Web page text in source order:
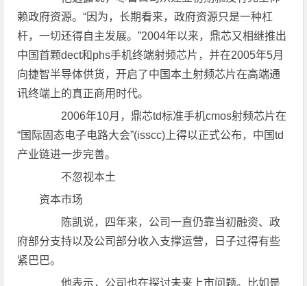
赖政府资源。“因为，长期看来，政府资源只是一种杠
杆，一切还得自主发展。”2004年以来，鼎芯又相继推出
中国首颗dect和phs手机终端射频芯片，并在2005年5月
向捷智半导体供货，开启了中国本土射频芯片在高端通
讯终端上的真正商用时代。
2006年10月，鼎芯td标准手机cmos射频芯片在
“国际固态电子电路大会”(isscc)上得以正式公布，中国td
产业链进一步完善。
不忽视本土
资本市场
陈凯说，四年来，公司一直仍靠当初融资、政
府部分支持以及公司部分收入支撑运营，日子过得有些
紧巴巴。
他表示，公司也在探讨未来上市问题。比如是